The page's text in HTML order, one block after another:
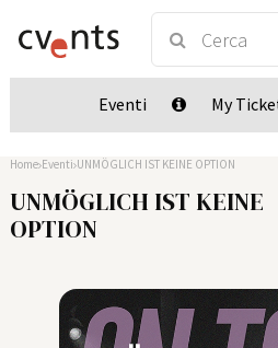
Eventi My
Home Eventi UNMÖGLICH IST KEINE OPTION
UNMÖGLICH IST KEINE
OPTION